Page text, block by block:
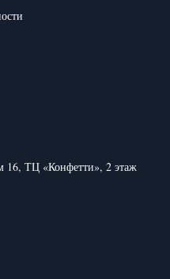
16, ТЦ «Конфетти», 2 этаж